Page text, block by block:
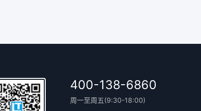
400-138-6860
周一至周五(9:30-18:00)